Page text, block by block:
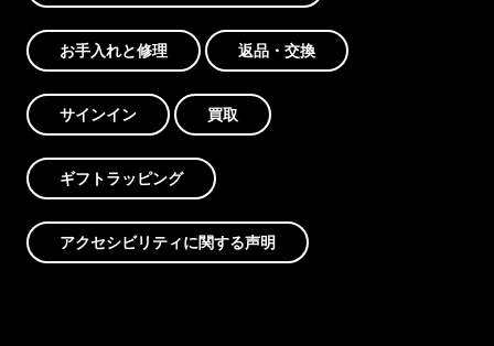
お手入れと修理 返品・交換
サインイン 買取
ギフトラッピング
アクセシビリティに関する声明